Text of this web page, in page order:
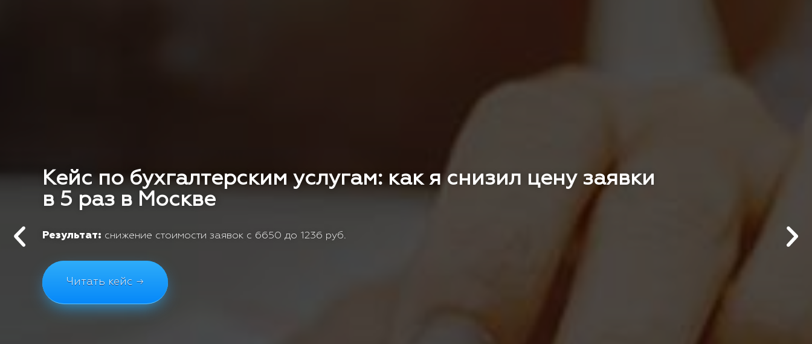
Кейс по бухгалтерским услугам: как я снизил цену заявки
в 5 раз в Москве
Результат: снижение стоимости заявок с 6650 до 1236 руб.
Читать кейс →